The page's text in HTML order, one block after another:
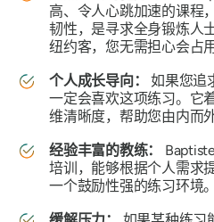
高、令人心跳加速的课程
韧性，是寻求全身锻炼人
纽约客，您无需担心会占
个人成长导向：
如果您追
一定会喜欢这项练习。它
维清晰度，帮助您由内而
经验丰富的教练：
培训，能够根据个人需求
一个鼓励性强的练习环境。